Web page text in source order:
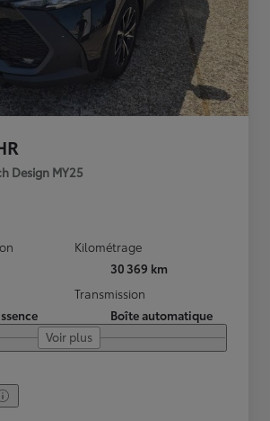
Design MY25
Kilométrage
30 369 km
Transmission
Boîte automatique
Voir plus